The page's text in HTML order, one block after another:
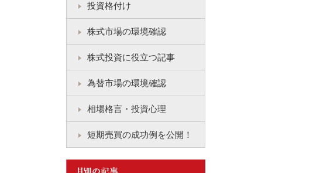
投資格付け
株式市場の環境確認
株式投資に役立つ記事
為替市場の環境確認
相場格言・投資心理
短期売買の成功例を公開！